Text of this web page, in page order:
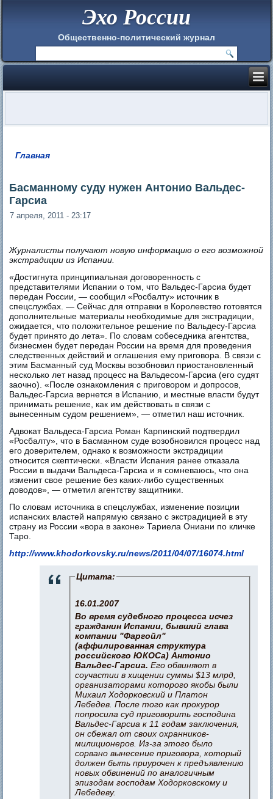
Эхо России
Общественно-политический журнал
Главная
Басманному суду нужен Антонио Вальдес-
Гарсиа
7 апреля, 2011 - 23:17
Журналисты получают новую информацию о его возможной
экстрадиции из Испании.
«Достигнута принципиальная договоренность с
представителями Испании о том, что Вальдес-Гарсиа будет
передан России, — сообщил «Росбалту» источник в
спецслужбах. — Сейчас для отправки в Королевство готовятся
дополнительные материалы необходимые для экстрадиции,
ожидается, что положительное решение по Вальдесу-Гарсиа
будет принято до лета». По словам собеседника агентства,
бизнесмен будет передан России на время для проведения
следственных действий и оглашения ему приговора. В связи с
этим Басманный суд Москвы возобновил приостановленный
несколько лет назад процесс на Вальдесом-Гарсиа (его судят
заочно). «После ознакомления с приговором и допросов,
Вальдес-Гарсиа вернется в Испанию, и местные власти будут
принимать решение, как им действовать в связи с
вынесенным судом решением», — отметил наш источник.
Адвокат Вальдеса-Гарсиа Роман Карпинский подтвердил
«Росбалту», что в Басманном суде возобновился процесс над
его доверителем, однако к возможности экстрадиции
относится скептически. «Власти Испания ранее отказала
России в выдачи Вальдеса-Гарсиа и я сомневаюсь, что она
изменит свое решение без каких-либо существенных
доводов», — отметил агентству защитники.
По словам источника в спецслужбах, изменение позиции
испанских властей напрямую связано с экстрадицией в эту
страну из России «вора в законе» Тариела Ониани по кличке
Таро.
http://www.khodorkovsky.ru/news/2011/04/07/16074.html
Цитата:
16.01.2007
Во время судебного процесса исчез
гражданин Испании, бывший глава
компании "Фаргойл"
(аффилированная структура
российского ЮКОСа) Антонио
Вальдес-Гарсиа.Его обвиняют в
соучастии в хищении суммы $13 млрд,
организаторами которого якобы были
Михаил Ходорковский и Платон
Лебедев. После того как прокурор
попросила суд приговорить господина
Вальдес-Гарсиа к 11 годам заключения,
он сбежал от своих охранников-
милиционеров. Из-за этого было
сорвано вынесение приговора, который
должен быть приурочен к предъявлению
новых обвинений по аналогичным
эпизодам господам Ходорковскому и
Лебедеву.